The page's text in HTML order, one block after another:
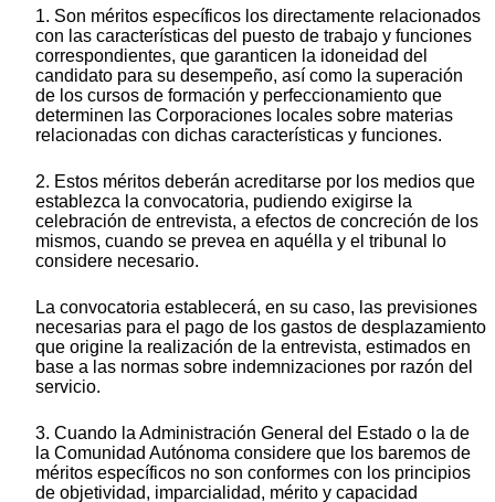
1. Son méritos específicos los directamente relacionados
con las características del puesto de trabajo y funciones
correspondientes, que garanticen la idoneidad del
candidato para su desempeño, así como la superación
de los cursos de formación y perfeccionamiento que
determinen las Corporaciones locales sobre materias
relacionadas con dichas características y funciones.
2. Estos méritos deberán acreditarse por los medios que
establezca la convocatoria, pudiendo exigirse la
celebración de entrevista, a efectos de concreción de los
mismos, cuando se prevea en aquélla y el tribunal lo
considere necesario.
La convocatoria establecerá, en su caso, las previsiones
necesarias para el pago de los gastos de desplazamiento
que origine la realización de la entrevista, estimados en
base a las normas sobre indemnizaciones por razón del
servicio.
3. Cuando la Administración General del Estado o la de
la Comunidad Autónoma considere que los baremos de
méritos específicos no son conformes con los principios
de objetividad, imparcialidad, mérito y capacidad